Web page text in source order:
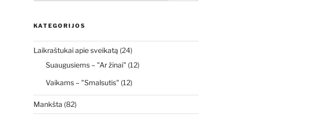
KATEGORIJOS
Laikraštukai apie sveikatą (24)
Suaugusiems – "Ar žinai" (12)
Vaikams – "Smalsutis" (12)
Mankšta (82)